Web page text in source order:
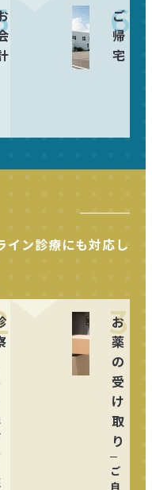
6
ご
帰
宅
イン診療にも対応し
3
お
薬
の
受
け
取
り
ご
自